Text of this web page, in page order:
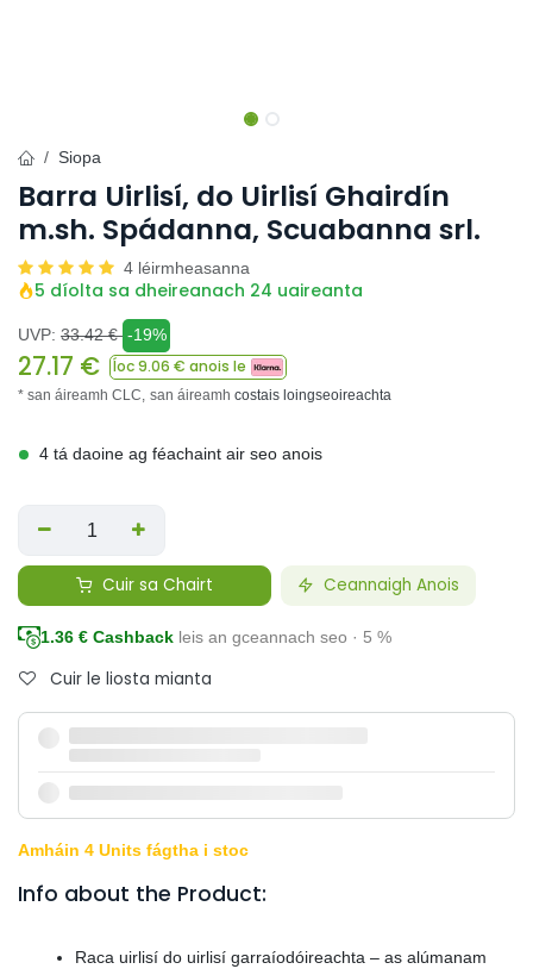
Siopa
Barra Uirlisí, do Uirlisí Ghairdín
m.sh. Spádanna, Scuabanna srl.
4 léirmheasanna
5 díolta sa dheireanach 24 uaireanta
UVP: 33.42€ -19%
27.17 € Íoc9.06 € anois le
* san áireamh CLC, san áireamh costais loingseoireachta
4 tá daoine ag féachaint air seo anois
Cuir sa Chairt Ceannaigh Anois
1.36 € Cashback leis an gceannach seo · 5 %
Cuir le liosta mianta
Amháin 4 Units fágtha i stoc
Info about the Product:
Raca uirlisí do uirlisí garraíodóireachta – as alúmanam